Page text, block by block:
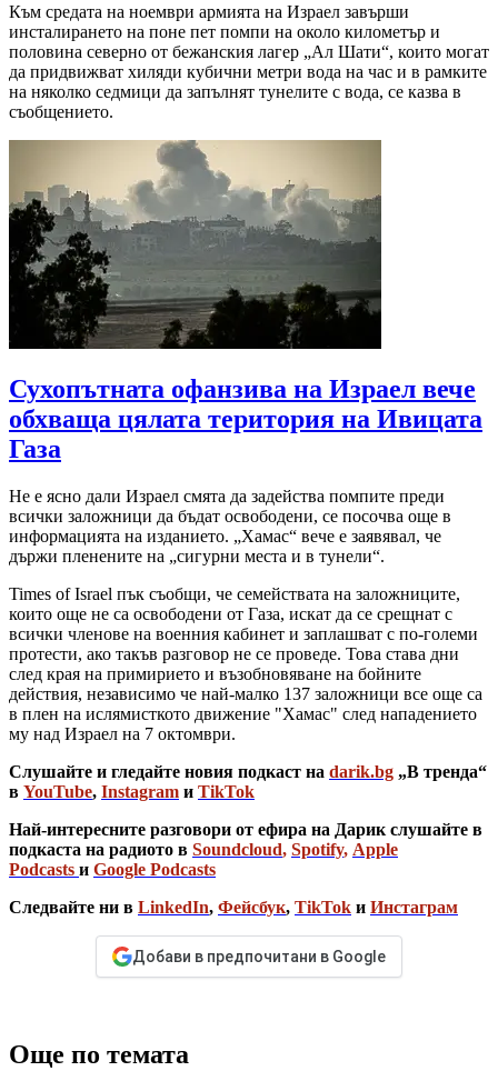
Към средата на ноември армията на Израел завърши
инсталирането на поне пет помпи на около километър и
половина северно от бежанския лагер „Ал Шати“, които могат
да придвижват хиляди кубични метри вода на час и в рамките
на няколко седмици да запълнят тунелите с вода, се казва в
съобщението.
Сухопътната офанзива на Израел вече
обхваща цялата територия на Ивицата
Газа
Не е ясно дали Израел смята да задейства помпите преди
всички заложници да бъдат освободени, се посочва още в
информацията на изданието. „Хамас“ вече е заявявал, че
държи пленените на „сигурни места и в тунели“.
Times of Israel пък съобщи, че семействата на заложниците,
които още не са освободени от Газа, искат да се срещнат с
всички членове на военния кабинет и заплашват с по-големи
протести, ако такъв разговор не се проведе. Това става дни
след края на примирието и възобновяване на бойните
действия, независимо че най-малко 137 заложници все още са
в плен на ислямисткото движение "Хамас" след нападението
му над Израел на 7 октомври.
Слушайте и гледайте новия подкаст на darik.bg „В тренда“
в YouTube, Instagram и TikTok
Най-интересните разговори от ефира на Дарик слушайте в
подкаста на радиото в Soundcloud, Spotify, Apple
Podcasts и Google Podcasts
Следвайте ни в LinkedIn, Фейсбук, TikTok и Инстаграм
Добави в предпочитани в Google
Още по темата